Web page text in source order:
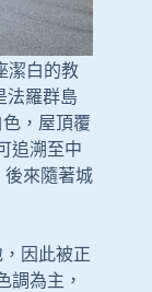
潔白的教
法羅群島
，屋頂覆
追溯至中
後來隨著城
因此被正
調為主，